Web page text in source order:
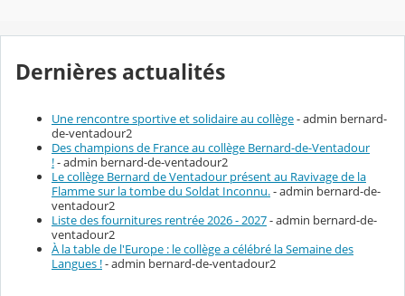
Dernières actualités
Une rencontre sportive et solidaire au collège- admin bernard-
de-ventadour2
Des champions de France au collège Bernard-de-Ventadour
!- admin bernard-de-ventadour2
Le collège Bernard de Ventadour présent au Ravivage de la
Flamme sur la tombe du Soldat Inconnu.- admin bernard-de-
ventadour2
Liste des fournitures rentrée 2026 - 2027- admin bernard-de-
ventadour2
À la table de l'Europe : le collège a célébré la Semaine des
Langues !- admin bernard-de-ventadour2